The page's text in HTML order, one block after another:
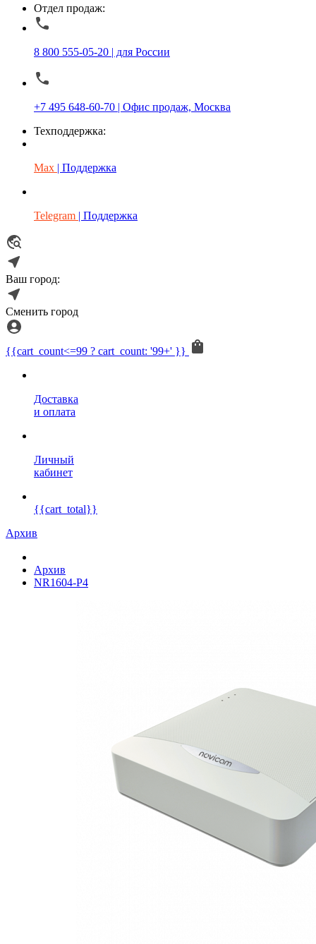
Отдел продаж:
8 800 555-05-20 | для России
+7 495 648-60-70 | Офис продаж, Москва
Техподдержка:
Max | Поддержка
Telegram | Поддержка
Ваш город:
Сменить город
{{cart_count<=99 ? cart_count: '99+' }}
Доставка
и оплата
Личный
кабинет
{{cart_total}}
Архив
Архив
NR1604-P4